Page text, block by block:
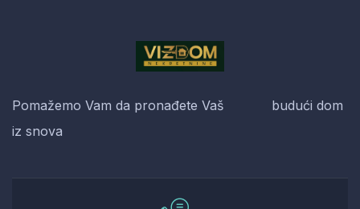
Pomažemo Vam da pronađete Vaš budući dom
iz snova